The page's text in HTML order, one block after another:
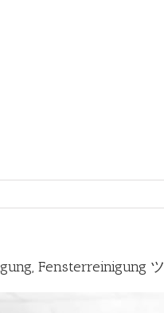
Fensterreinigung ツ